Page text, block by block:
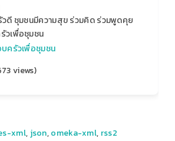
ดี ชุมชนมีความสุข ร่วมคิด ร่วมพูดคุย
วเพื่อชุมชน
ครัวเพื่อชุมชน
views)
xml, json,omeka-xml, rss2